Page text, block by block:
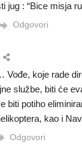
jug : “Bice misja
Odgovori
Vođe, koje rade
službe, biti će
biti potiho
kao i
Odgovori